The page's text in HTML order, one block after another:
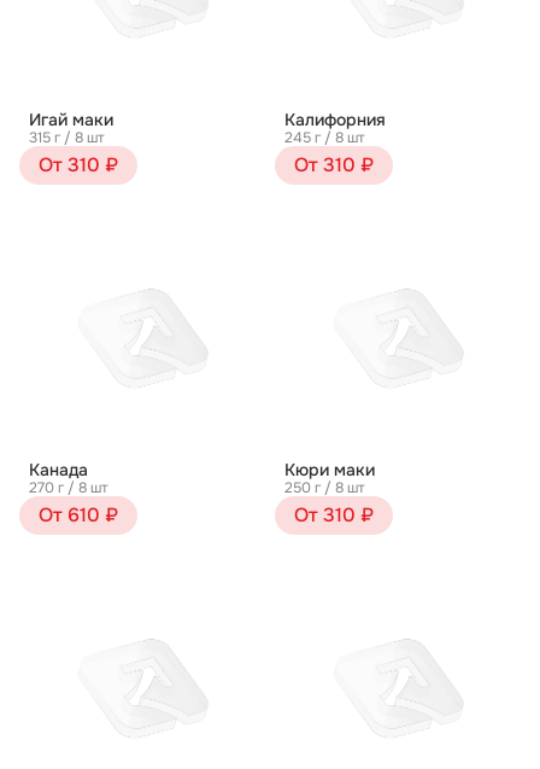
Игай маки
315 г / 8 шт
От 310 ₽
Калифорния
245 г / 8 шт
От 310 ₽
Канада
270 г / 8 шт
От 610 ₽
Кюри маки
250 г / 8 шт
От 310 ₽